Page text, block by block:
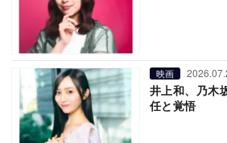
映画
井上和、乃木
任と覚悟